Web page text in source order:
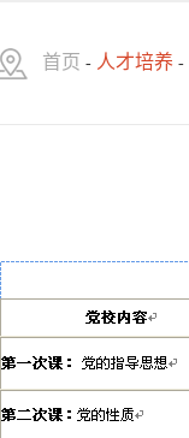
首页 - 人才培养 -